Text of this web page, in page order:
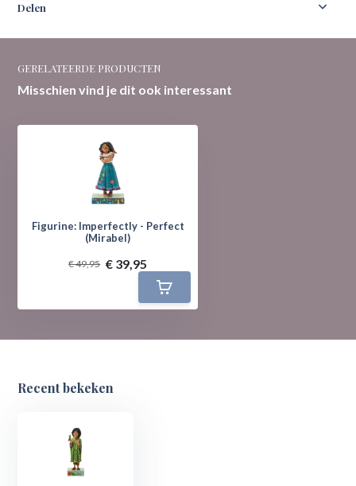
Delen
GERELATEERDE PRODUCTEN
Misschien vind je dit ook interessant
Figurine: Imperfectly - Perfect
(Mirabel)
€ 49,95 € 39,95
Recent bekeken